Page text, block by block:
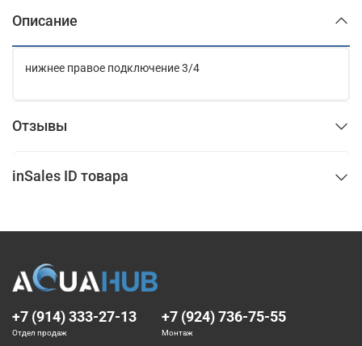
Описание
нижнее правое подключение 3/4
Отзывы
inSales ID товара
+7 (914) 333-27-13
Отдел продаж
+7 (924) 736-75-55
Монтаж